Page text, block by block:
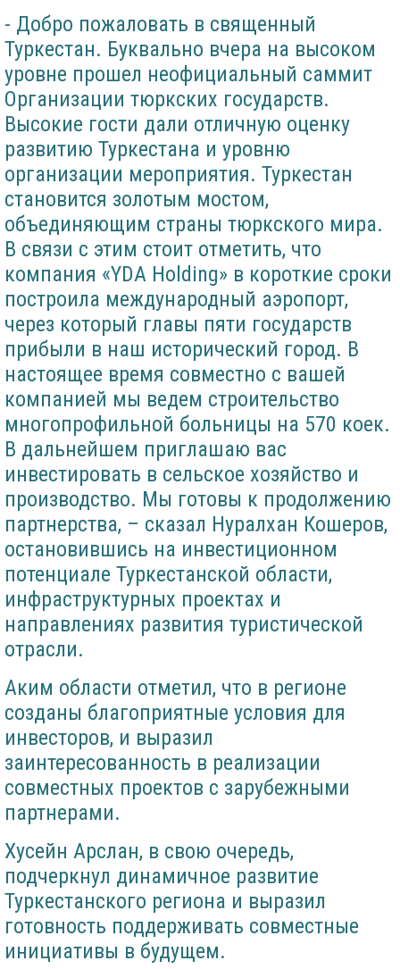
- Добро пожаловать в священный
Туркестан. Буквально вчера на высоком
уровне прошел неофициальный саммит
Организации тюркских государств.
Высокие гости дали отличную оценку
развитию Туркестана и уровню
организации мероприятия. Туркестан
становится золотым мостом,
объединяющим страны тюркского мира.
В связи с этим стоит отметить, что
компания «YDA Holding» в короткие сроки
построила международный аэропорт,
через который главы пяти государств
прибыли в наш исторический город. В
настоящее время совместно с вашей
компанией мы ведем строительство
многопрофильной больницы на 570 коек.
В дальнейшем приглашаю вас
инвестировать в сельское хозяйство и
производство. Мы готовы к продолжению
партнерства, – сказал Нуралхан Кошеров,
остановившись на инвестиционном
потенциале Туркестанской области,
инфраструктурных проектах и
направлениях развития туристической
отрасли.
Аким области отметил, что в регионе
созданы благоприятные условия для
инвесторов, и выразил
заинтересованность в реализации
совместных проектов с зарубежными
партнерами.
Хусейн Арслан, в свою очередь,
подчеркнул динамичное развитие
Туркестанского региона и выразил
готовность поддерживать совместные
инициативы в будущем.